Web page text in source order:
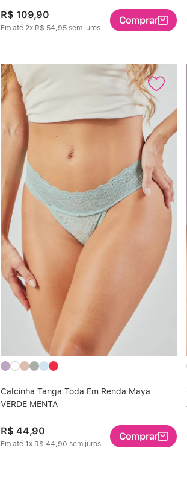
R$ 109,90
Em até 2x R$ 54,95 sem juros
Comprar
Calcinha Tanga Toda Em Renda Maya
VERDE MENTA
R$ 44,90
Em até 1x R$ 44,90 sem juros
Comprar